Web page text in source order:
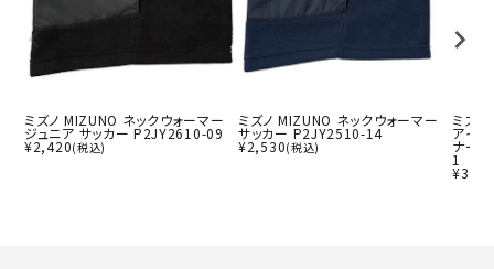
ミズノ MIZUNO ネックウォーマー
ジュニア サッカー P2JY2610-09
¥2,420(税込)
ミズノ MIZUNO ネックウォーマー
サッカー P2JY2510-14
¥2,530(税込)
ミズ
アイ
ナー/
1
¥